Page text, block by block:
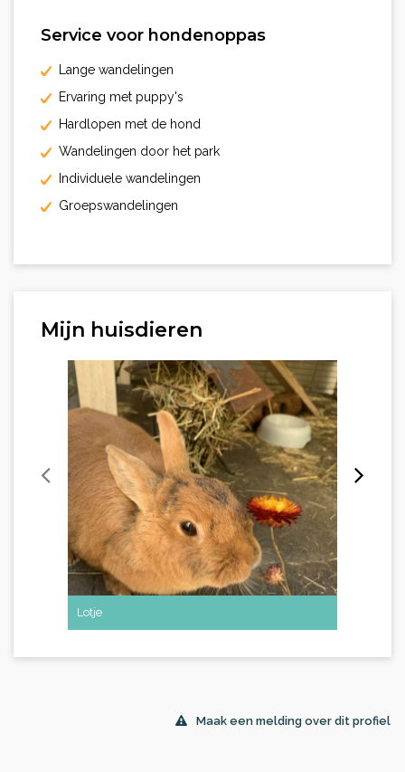
Service voor hondenoppas
Lange wandelingen
Ervaring met puppy's
Hardlopen met de hond
Wandelingen door het park
Individuele wandelingen
Groepswandelingen
Mijn huisdieren
Lotje
Maak een melding over dit profiel